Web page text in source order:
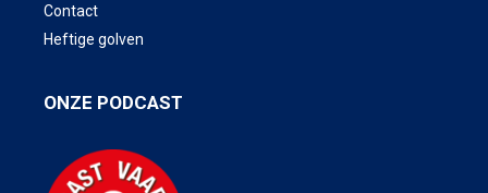
Contact
Heftige golven
ONZE PODCAST